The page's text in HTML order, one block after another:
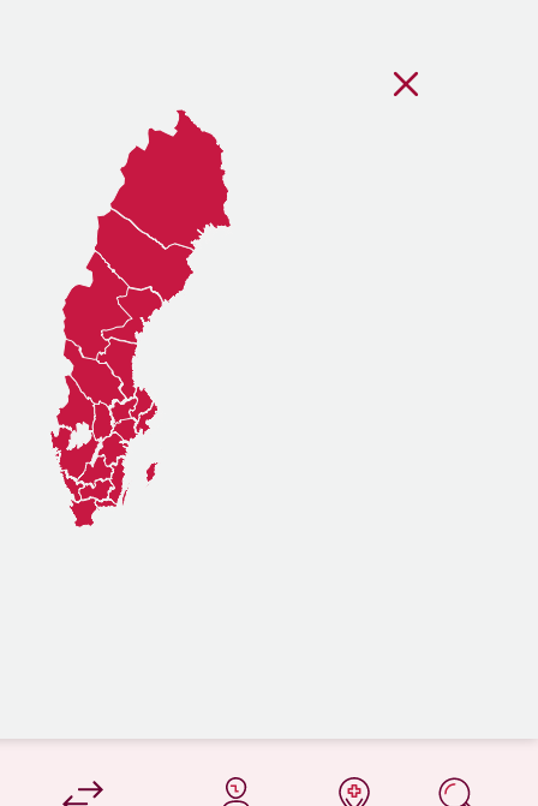
på 1177.se
på 1177.se
på 1177.se
på 1177.se